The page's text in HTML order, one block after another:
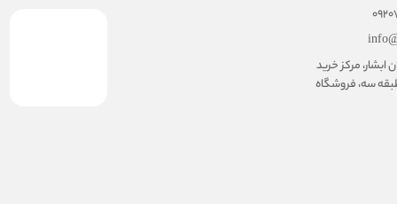
مرکز خرید
سه، فروشگاه